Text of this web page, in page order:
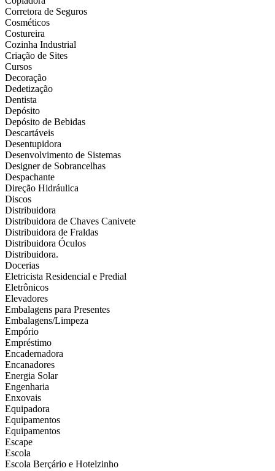
Corretora de Seguros
Cosméticos
Costureira
Cozinha Industrial
Criação de Sites
Cursos
Decoração
Dedetização
Dentista
Depósito
Depósito de Bebidas
Descartáveis
Desentupidora
Desenvolvimento de Sistemas
Designer de Sobrancelhas
Despachante
Direção Hidráulica
Discos
Distribuidora
Distribuidora de Chaves Canivete
Distribuidora de Fraldas
Distribuidora Óculos
Distribuidora.
Docerias
Eletricista Residencial e Predial
Eletrônicos
Elevadores
Embalagens para Presentes
Embalagens/Limpeza
Empório
Empréstimo
Encadernadora
Encanadores
Energia Solar
Engenharia
Enxovais
Equipadora
Equipamentos
Equipamentos
Escape
Escola
Escola Berçário e Hotelzinho